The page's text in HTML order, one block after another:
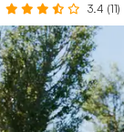
3.4 (11)